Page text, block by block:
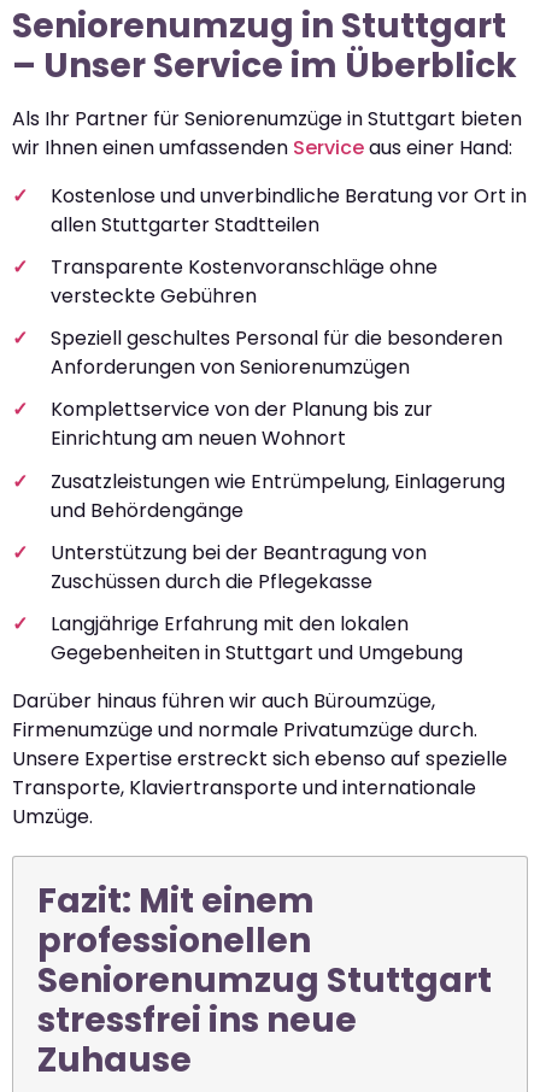
Seniorenumzug in Stuttgart
– Unser Service im Überblick
Als Ihr Partner für Seniorenumzüge in Stuttgart bieten
wir Ihnen einen umfassenden Serviceaus einer Hand:
Kostenlose und unverbindliche Beratung vor Ort in
allen Stuttgarter Stadtteilen
Transparente Kostenvoranschläge ohne
versteckte Gebühren
Speziell geschultes Personal für die besonderen
Anforderungen von Seniorenumzügen
Komplettservice von der Planung bis zur
Einrichtung am neuen Wohnort
Zusatzleistungen wie Entrümpelung, Einlagerung
und Behördengänge
Unterstützung bei der Beantragung von
Zuschüssen durch die Pflegekasse
Langjährige Erfahrung mit den lokalen
Gegebenheiten in Stuttgart und Umgebung
Darüber hinaus führen wir auch Büroumzüge,
Firmenumzüge und normale Privatumzüge durch.
Unsere Expertise erstreckt sich ebenso auf spezielle
Transporte, Klaviertransporte und internationale
Umzüge.
Fazit: Mit einem
professionellen
Seniorenumzug Stuttgart
stressfrei ins neue
Zuhause